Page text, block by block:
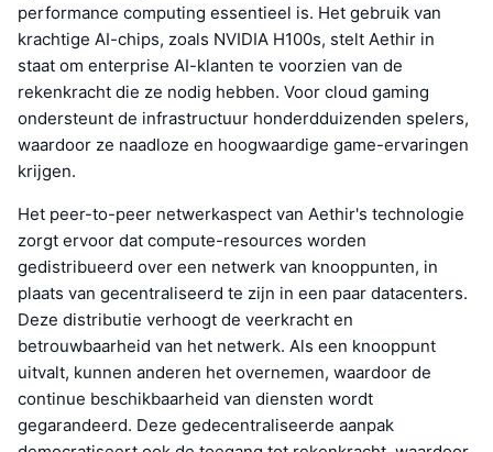
performance computing essentieel is. Het gebruik van
krachtige AI-chips, zoals NVIDIA H100s, stelt Aethir in
staat om enterprise AI-klanten te voorzien van de
rekenkracht die ze nodig hebben. Voor cloud gaming
ondersteunt de infrastructuur honderdduizenden spelers,
waardoor ze naadloze en hoogwaardige game-ervaringen
krijgen.
Het peer-to-peer netwerkaspect van Aethir's technologie
zorgt ervoor dat compute-resources worden
gedistribueerd over een netwerk van knooppunten, in
plaats van gecentraliseerd te zijn in een paar datacenters.
Deze distributie verhoogt de veerkracht en
betrouwbaarheid van het netwerk. Als een knooppunt
uitvalt, kunnen anderen het overnemen, waardoor de
continue beschikbaarheid van diensten wordt
gegarandeerd. Deze gedecentraliseerde aanpak